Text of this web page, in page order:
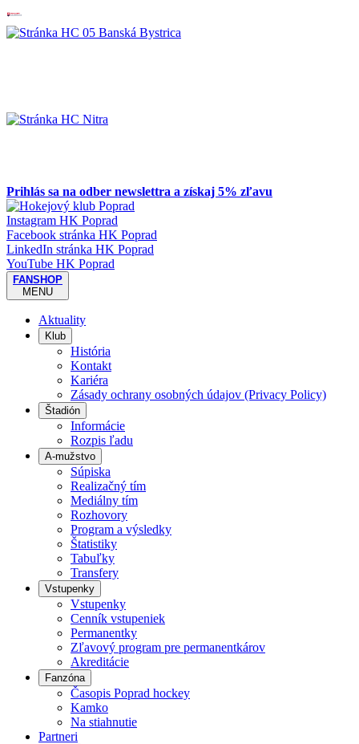
Prihlás sa na odber newslettra a získaj 5% zľavu
Instagram HK Poprad
Facebook stránka HK Poprad
LinkedIn stránka HK Poprad
YouTube HK Poprad
FANSHOP
MENU
Aktuality
Klub
História
Kontakt
Kariéra
Zásady ochrany osobných údajov (Privacy Policy)
Štadión
Informácie
Rozpis ľadu
A-mužstvo
Súpiska
Realizačný tím
Mediálny tím
Rozhovory
Program a výsledky
Štatistiky
Tabuľky
Transfery
Vstupenky
Vstupenky
Cenník vstupeniek
Permanentky
Zľavový program pre permanentkárov
Akreditácie
Fanzóna
Časopis Poprad hockey
Kamko
Na stiahnutie
Partneri